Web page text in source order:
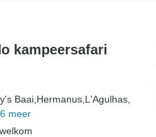
kampeersafari
Baai, Hermanus, L'Agulhas,
meer